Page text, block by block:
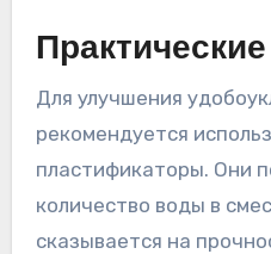
Для улучшения
рекомендуется
пластификаторы. Они
количество воды в
сказывается на